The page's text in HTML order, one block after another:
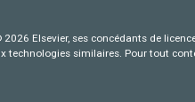
Elsevier, ses concédants de
technologies similaires. Pour tout